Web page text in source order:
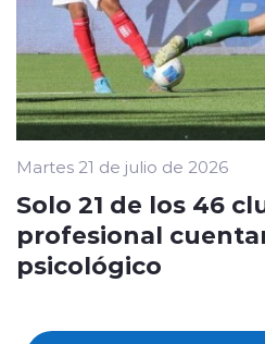
Martes 21 de julio de 2026
Solo 21 de los 46
profesional
psicológico